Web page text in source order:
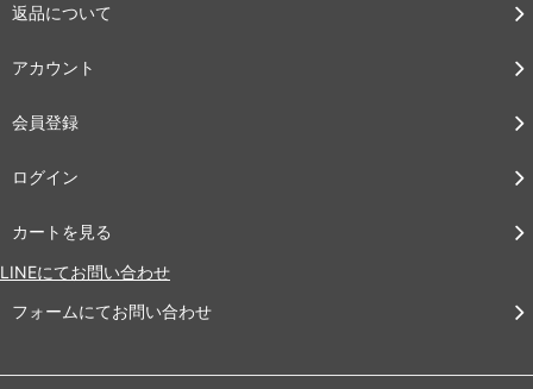
返品について
アカウント
会員登録
ログイン
カートを見る
LINEにてお問い合わせ
フォームにてお問い合わせ